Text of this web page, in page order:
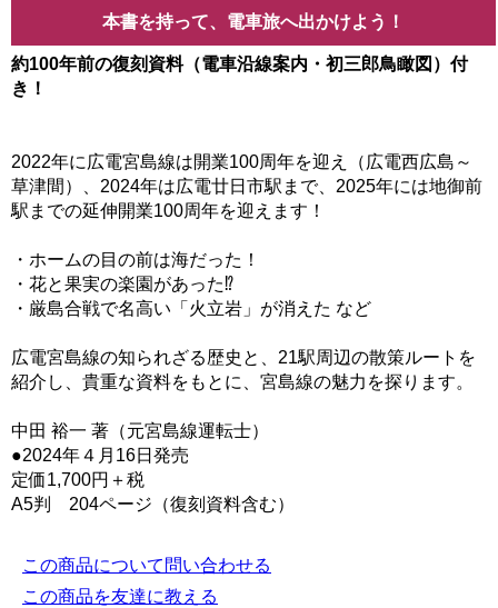
本書を持って、電車旅へ出かけよう！
約100年前の復刻資料（電車沿線案内・初三郎鳥瞰図）付
き！
2022年に広電宮島線は開業100周年を迎え（広電西広島～
草津間）、2024年は広電廿日市駅まで、2025年には地御前
駅までの延伸開業100周年を迎えます！
・ホームの目の前は海だった！
・花と果実の楽園があった⁉
・厳島合戦で名高い「火立岩」が消えた など
広電宮島線の知られざる歴史と、21駅周辺の散策ルートを
紹介し、貴重な資料をもとに、宮島線の魅力を探ります。
中田 裕一 著（元宮島線運転士）
●2024年４月16日発売
定価1,700円＋税
A5判 204ページ（復刻資料含む）
この商品について問い合わせる
この商品を友達に教える